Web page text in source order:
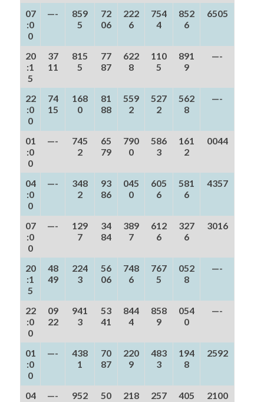
07
:0
0
—-
859
5
72
06
222
6
754
4
852
6
6505
20
:1
5
37
11
815
5
77
87
622
8
110
5
891
9
—-
22
:0
0
74
15
168
0
81
88
559
2
527
2
562
8
—-
01
:0
0
—-
745
2
65
79
790
0
586
3
161
2
0044
04
:0
0
—-
348
2
93
86
045
0
605
6
581
6
4357
07
:0
0
—-
129
7
34
84
389
7
612
6
327
6
3016
20
:1
5
48
49
224
3
56
06
748
6
767
5
052
8
—-
22
:0
0
09
22
941
3
53
41
844
4
858
9
054
0
—-
01
:0
0
—-
438
1
70
87
220
9
483
3
194
8
2592
04
—-
952
50
218
257
405
2100